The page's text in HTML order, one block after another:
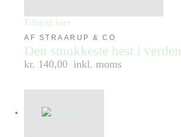
Tilføj til kurv
AF STRAARUP & CO
Den smukkeste hest i verden
kr. 140,00 inkl. moms